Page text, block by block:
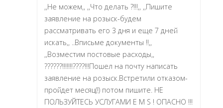
,,Не можем,, ,,Что делать ?!!!,, ,,Пишите
заявление на розыск-будем
рассматривать его 3 дня и еще 7 дней
искать,, ..Вписьме документы !!,,
,,Возместим постовые расходы,,
??????!!!!!!!????!!!Пошел на почту написать
заявление на розыск.Встретили отказом-
пройдет месяц(!) потом пишите. НЕ
ПОЛЬЗУЙТЕСЬ УСЛУГАМИ E M S ! ОПАСНО !!!